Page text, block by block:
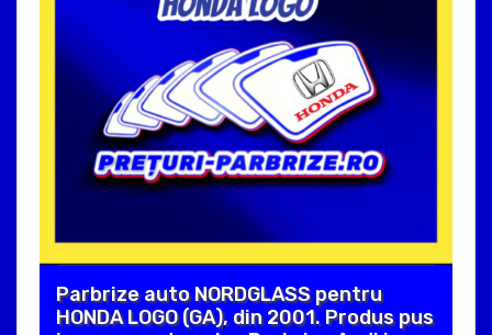
Parbrize auto NORDGLASS pentru
HONDA LOGO (GA), din 2001. Produs pus